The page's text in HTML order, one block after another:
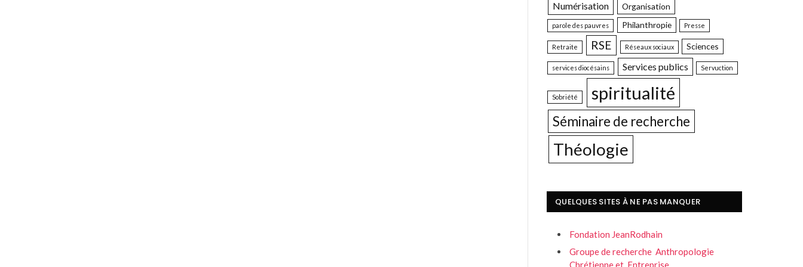
Numérisation Organisation
parole des pauvres Philanthropie Presse
Retraite RSE Réseaux sociaux Sciences
services diocésains Services publics Servuction
Sobriété spiritualité
Séminaire de recherche
Théologie
QUELQUES SITES À NE PAS MANQUER
Fondation JeanRodhain
Groupe de recherche Anthropologie
Chrétienne et Entreprise